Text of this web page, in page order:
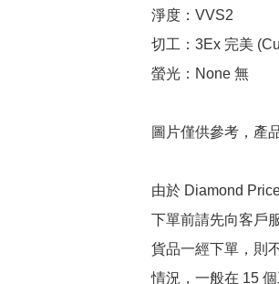
淨度：VVS2
切工：3Ex 完美
螢光：None 無
圖片僅供參考，產
由於 Diamond
下單前請先向客戶
貨品一經下單，則
情況，一般在 15 個